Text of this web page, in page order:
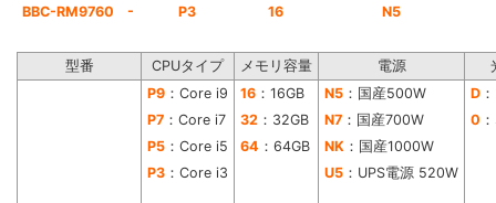
BBC-RM9760
- P3 16 N5
型番 CPUタイプ メモリ容量 電源
P9 ：Core i9 16 ：16GB N5 ：国産500W D
P7 ：Core i7 32 ：32GB N7 ：国産700W 0
P5 ：Core i5 64 ：64GB NK ：国産1000W
P3 ：Core i3 U5 ：UPS電源 520W